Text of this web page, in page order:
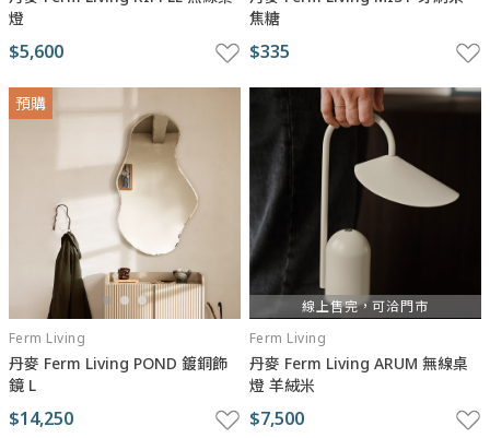
燈
$5,600
焦糖
$335
預購
Ferm Living
丹麥 Ferm Living POND 鍍銅飾
鏡 L
$14,250
線上售完，可洽門市
Ferm Living
丹麥 Ferm Living ARUM 無線桌
燈 羊絨米
$7,500